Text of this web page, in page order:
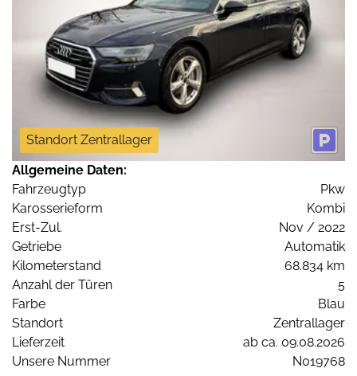
Standort Zentrallager
Allgemeine Daten:
Fahrzeugtyp
Pkw
Karosserieform
Kombi
Erst-Zul.
Nov / 2022
Getriebe
Automatik
Kilometerstand
68.834 km
Anzahl der Türen
5
Farbe
Blau
Standort
Zentrallager
Lieferzeit
ab ca. 09.08.2026
Unsere Nummer
N019768